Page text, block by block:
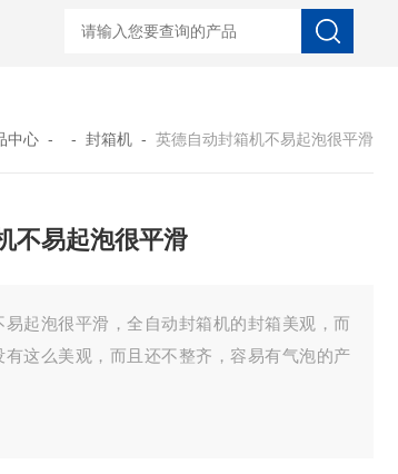
自动协作码垛机纸箱码垛械手 DZ-760全自动
中心 - - 封箱机 - 英德自动封箱机不易起泡很平滑
不易起泡很平滑
起泡很平滑，全自动封箱机的封箱美观，而
有这么美观，而且还不整齐，容易有气泡的产